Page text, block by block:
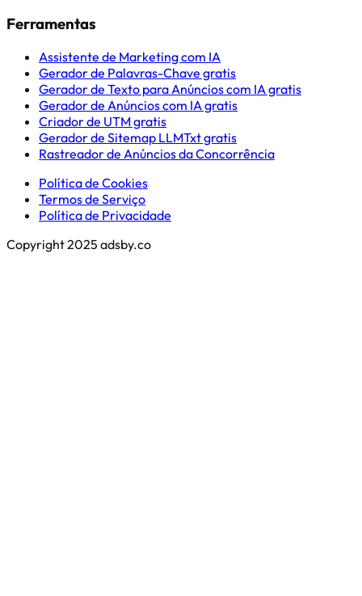
Ferramentas
Assistente de Marketing com IA
Gerador de Palavras-Chave gratis
Gerador de Texto para Anúncios com IA gratis
Gerador de Anúncios com IA gratis
Criador de UTM gratis
Gerador de Sitemap LLMTxt gratis
Rastreador de Anúncios da Concorrência
Política de Cookies
Termos de Serviço
Política de Privacidade
Copyright 2025 adsby.co